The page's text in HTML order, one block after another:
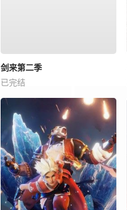
剑来第二季
已完结